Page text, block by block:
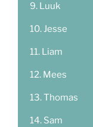
Luuk
Jesse
Liam
Mees
Thomas
Sam